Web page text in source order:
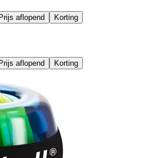
Prijs aflopend Korting
Prijs aflopend Korting